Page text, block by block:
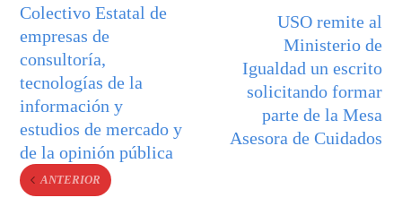
Colectivo Estatal de
empresas de
consultoría,
tecnologías de la
información y
estudios de mercado y
de la opinión pública
ANTERIOR
USO remite al
Ministerio de
Igualdad un escrito
solicitando formar
parte de la Mesa
Asesora de Cuidados